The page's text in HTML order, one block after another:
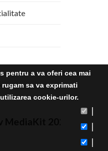
MediaKit 2020
pentru a va oferi cea mai
sa va exprimati
cookie-urilor.